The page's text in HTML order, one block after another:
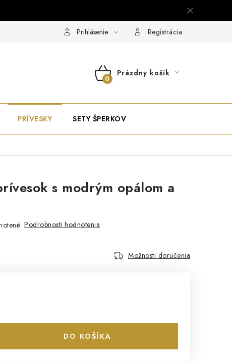
Prihlásenie Registrácia
NÁKUPNÝ
Prázdny košík
PRÍVESKY SETY ŠPERKOV
s modrým opálom a
Podrobnosti hodnotenia
Možnosti doručenia
DO KOŠÍKA